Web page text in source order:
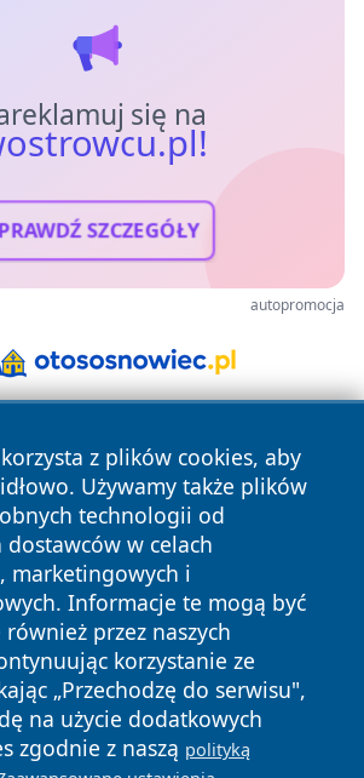
się na
SZCZEGÓŁY
autopromocja
z plików cookies, aby
Używamy także plików
technologii od
dostawców w celach
marketingowych i
Informacje te mogą być
przez naszych
korzystanie ze
„Przechodzę do serwisu",
na użycie dodatkowych
zgodnie z naszą polityką
Wszystkie prawa zastrzeżone.
Polityka
Prywatności
Polityka
Cookies